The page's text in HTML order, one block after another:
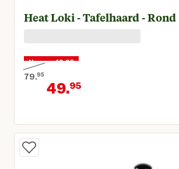
Heat Loki - Tafelhaard - Rond
Nu voor 49,95
79.95
Oorspronkelijke prijs € 79,95
49.95
Huidige prijs